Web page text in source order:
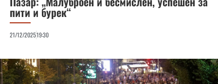
пити и бурек“
21/12/202519:30